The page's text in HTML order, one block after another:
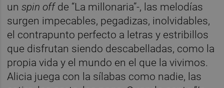
unspin offde “La millonaria”-, las melodías
surgen impecables, pegadizas, inolvidables,
el contrapunto perfecto a letras y estribillos
que disfrutan siendo descabelladas, como la
propia vida y el mundo en el que la vivimos.
Alicia juega con la sílabas como nadie, las